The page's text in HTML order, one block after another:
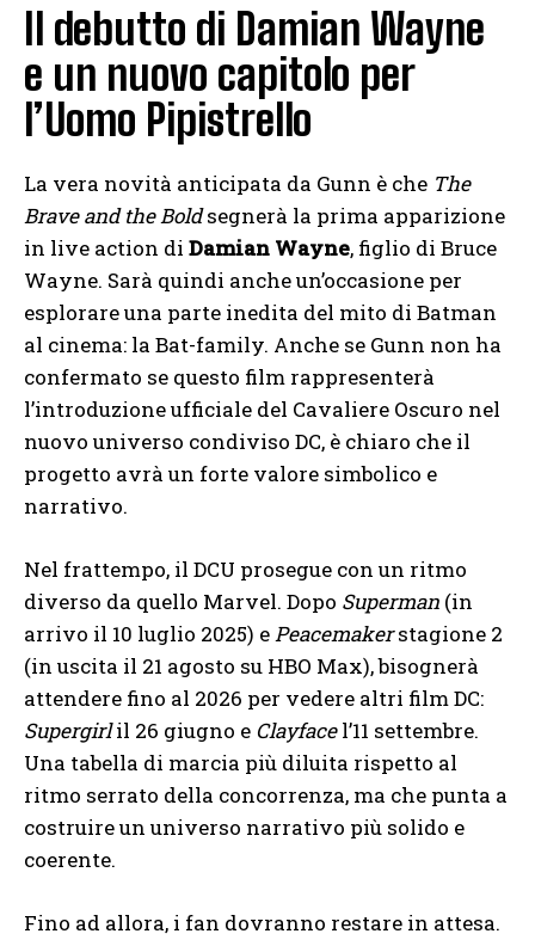
Il debutto di Damian Wayne
e un nuovo capitolo per
l’Uomo Pipistrello
La vera novità anticipata da Gunn è che The
Brave and the Boldsegnerà la prima apparizione
in live action di Damian Wayne, figlio di Bruce
Wayne. Sarà quindi anche un’occasione per
esplorare una parte inedita del mito di Batman
al cinema: la Bat-family. Anche se Gunn non ha
confermato se questo film rappresenterà
l’introduzione ufficiale del Cavaliere Oscuro nel
nuovo universo condiviso DC, è chiaro che il
progetto avrà un forte valore simbolico e
narrativo.
Nel frattempo, il DCU prosegue con un ritmo
diverso da quello Marvel. Dopo Superman (in
arrivo il 10 luglio 2025) ePeacemakerstagione 2
(in uscita il 21 agosto su HBO Max), bisognerà
attendere fino al 2026 per vedere altri film DC:
Supergirlil 26 giugno e Clayfacel’11 settembre.
Una tabella di marcia più diluita rispetto al
ritmo serrato della concorrenza, ma che punta a
costruire un universo narrativo più solido e
coerente.
Fino ad allora, i fan dovranno restare in attesa.